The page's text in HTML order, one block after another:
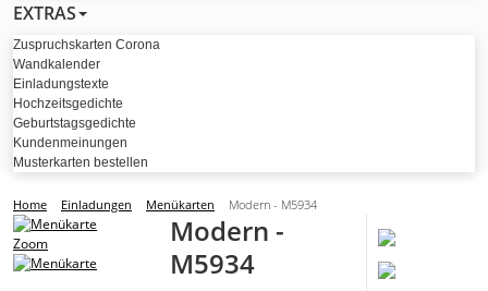
EXTRAS
Zuspruchskarten Corona
Wandkalender
Einladungstexte
Hochzeitsgedichte
Geburtstagsgedichte
Kundenmeinungen
Musterkarten bestellen
Home Einladungen Menükarten Modern - M5934
Zoom
Modern -
M5934